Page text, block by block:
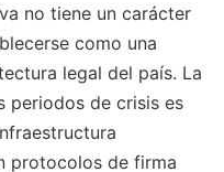
no tiene un carácter
como una
legal del país. La
periodos de crisis es
protocolos de firma